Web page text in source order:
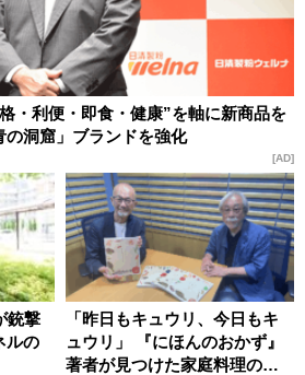
・利便・即食・健康”を軸に新商品を
洞窟」ブランドを強化
AD
銃撃
ルの
「昨日もキュウリ、今日もキ
ュウリ」 『にほんのおかず』
著者が見つけた家庭料理の知